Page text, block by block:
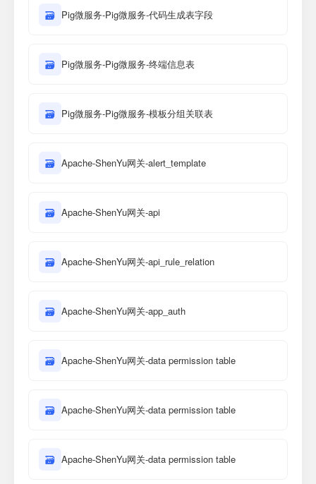
🗃 Pig微服务-Pig微服务-代码生成表字段
🗃 Pig微服务-Pig微服务-终端信息表
🗃 Pig微服务-Pig微服务-模板分组关联表
🗃 Apache-ShenYu网关-alert_template
🗃 Apache-ShenYu网关-api
🗃 Apache-ShenYu网关-api_rule_relation
🗃 Apache-ShenYu网关-app_auth
🗃 Apache-ShenYu网关-data permission table
🗃 Apache-ShenYu网关-data permission table
🗃 Apache-ShenYu网关-data permission table